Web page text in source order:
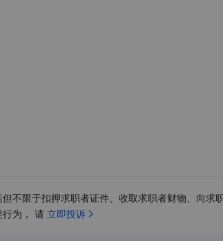
不限于扣押求职者证件、收取求职者财物、向求
行为， 请 立即投诉